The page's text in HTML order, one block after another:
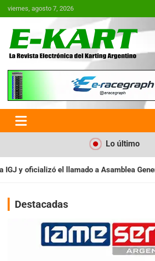
Saltar
al
viernes, agosto 7, 2026
E-Kart.com.ar | La
Electrónica del
Argentina
Lo último
Ordinaria IAME SERIES
Destacadas